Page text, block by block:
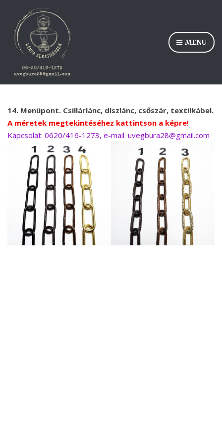
MENU
14. Menüpont. Csillárlánc, díszlánc, csőszár, textilkábel.
A méretek megtekintéséhez kattintson a képre!
Kapcsolat: 0620/416-1273, e-mail: uvegbura28@gmail.com